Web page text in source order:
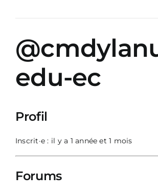
edu-ec
Profil
Inscrit·e : il y a 1 année et 1 mois
Forums